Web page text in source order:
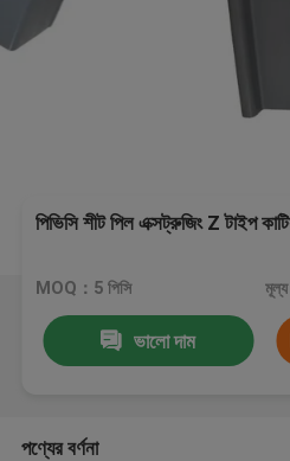
পিভিসি শীট পিল এক্সট্রুজিং Z টাইপ
MOQ：5 পিসি
ভালো দাম
পণ্যের বর্ণনা